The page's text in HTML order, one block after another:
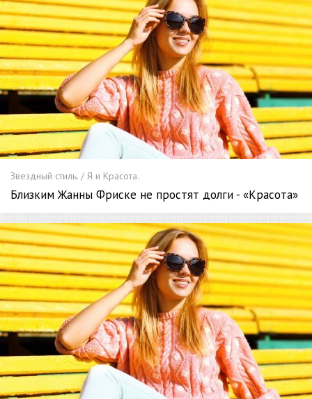
Звездный стиль. / Я и Красота.
Близким Жанны Фриске не простят долги - «Красота»